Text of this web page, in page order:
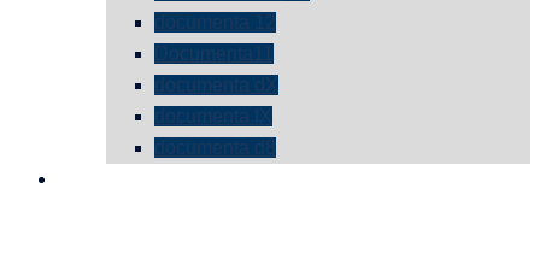
documenta 12
Documenta11
documenta dX
documenta IX
documenta d8